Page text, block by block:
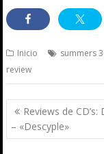
Inicio summers
review
Navegación
de
entradas
Reviews de CD’s:
– «Descyple»